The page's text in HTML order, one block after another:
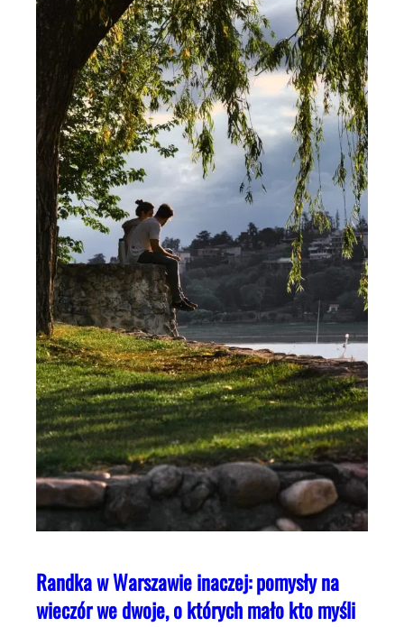
Randka w Warszawie inaczej: pomysły na
wieczór we dwoje, o których mało kto myśli